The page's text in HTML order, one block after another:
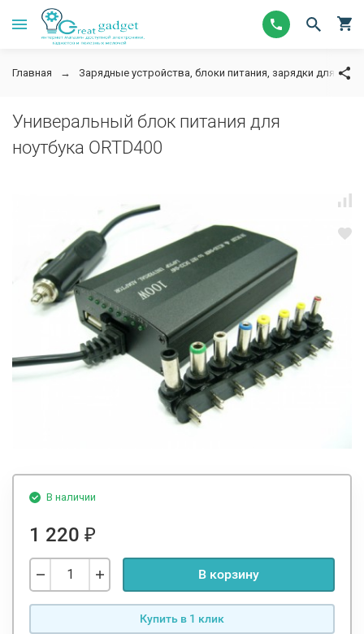
Главная Зарядные устройства, блоки питания, зарядки для
Универальный блок питания для
ноутбука ORTD400
В наличии
1 220 ₽
В корзину
Купить в 1 клик